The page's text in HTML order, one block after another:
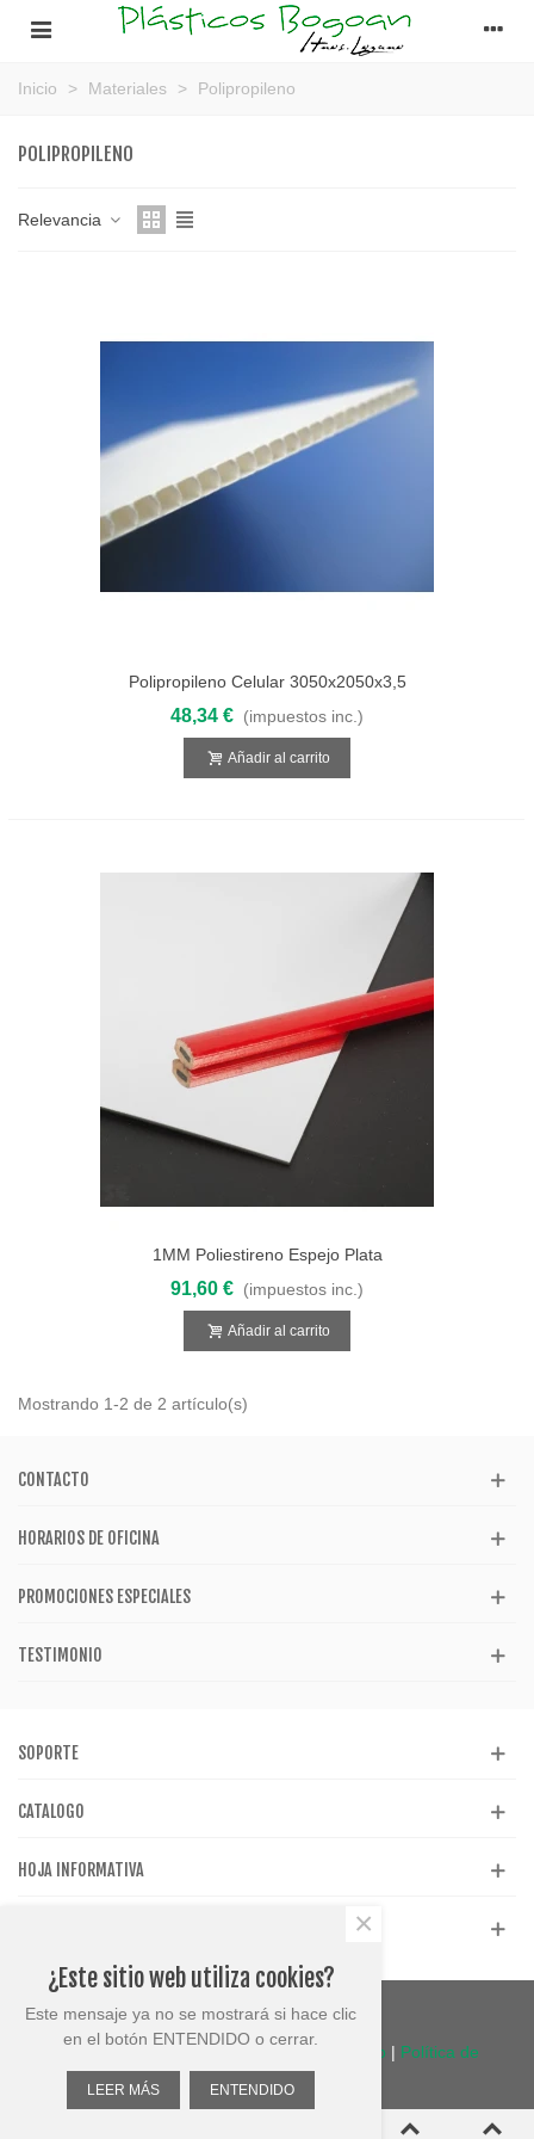
Inicio > Materiales > Polipropileno
POLIPROPILENO
Relevancia
Polipropileno Celular 3050x2050x3,5
Blanco
48,34 € (impuestos inc.)
Añadir al carrito
1MM Poliestireno Espejo Plata
2000X1000
91,60 € (impuestos inc.)
Añadir al carrito
Mostrando 1-2 de 2 artículo(s)
CONTACTO
HORARIOS DE OFICINA
PROMOCIONES ESPECIALES
TESTIMONIO
SOPORTE
CATALOGO
HOJA INFORMATIVA
Términos de uso | Política de
privacidad
¿Este sitio web utiliza cookies?
Este mensaje ya no se mostrará si hace clic
en el botón ENTENDIDO o cerrar.
LEER MÁS ENTENDIDO
×